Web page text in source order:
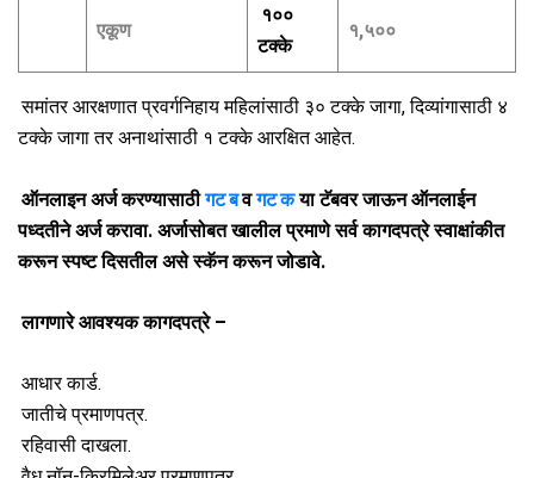
एकूण
१००
टक्के
१,५००
समांतर आरक्षणात प्रवर्गनिहाय महिलांसाठी ३० टक्के जागा, दिव्यांगासाठी ४
टक्के जागा तर अनाथांसाठी १ टक्के आरक्षित आहेत.
ऑनलाइन अर्ज करण्यासाठीगट बवगट कया टॅबवर जाऊन ऑनलाईन
पध्दतीने अर्ज करावा. अर्जासोबत खालील प्रमाणे सर्व कागदपत्रे स्वाक्षांकीत
करून स्पष्ट दिसतील असे स्कॅन करून जोडावे.
लागणारे आवश्यक कागदपत्रे –
आधार कार्ड.
जातीचे प्रमाणपत्र.
रहिवासी दाखला.